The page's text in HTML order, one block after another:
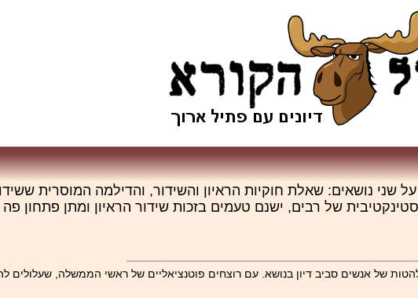
על שני נושאים: שאלת חוקיות הראיון והשידור, והדילמה המוסרית
של רבים, ישנם טעמים בזכות שידור הראיון ומתן פתחון פה
של אנשים סביב דיון בנושא. עם רוצחים פוטנציאליים של ראשי הממשלה, שעלולים